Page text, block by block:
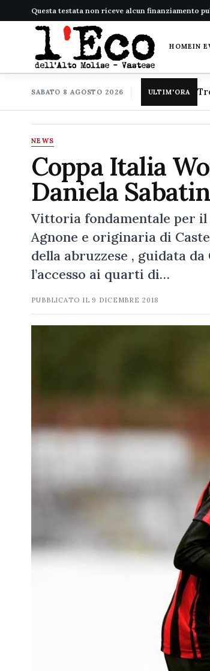
Questa testata non riceve alcun finanziamento
HOMEIN
SABATO 8 AGOSTO 2026 ULTIM'ORA
NEWS
Coppa Italia
Daniela
Vittoria fondamentale per il
Agnone e originaria di
della abruzzese , guidata
l’accesso ai quarti di…
PUBBLICATO IL 9 DICEMBRE 2018